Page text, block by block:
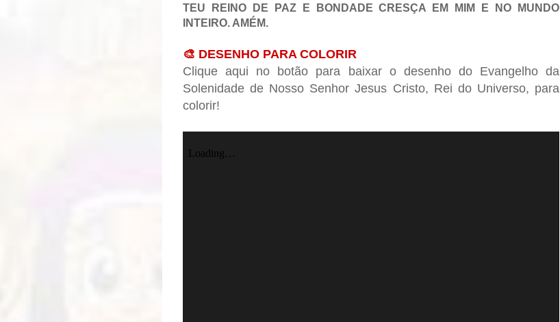
TEU REINO DE PAZ E BONDADE CRESÇA EM MIM E NO MUNDO
INTEIRO. AMÉM.
🎨 DESENHO PARA COLORIR
Clique aqui no botão para baixar o desenho do Evangelho da
Solenidade de Nosso Senhor Jesus Cristo, Rei do Universo, para
colorir!